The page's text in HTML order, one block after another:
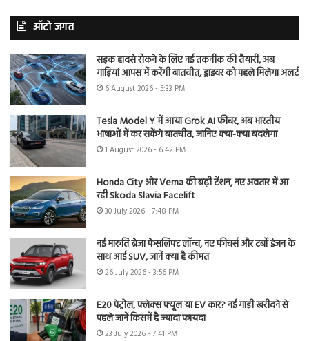
ऑटो जगत
सड़क हादसे रोकने के लिए नई तकनीक की तैयारी, अब
गाड़ियां आपस में करेंगी बातचीत, ड्राइवर को पहले मिलेगा अलर्ट
6 August 2026 - 5:33 PM
Tesla Model Y में आया Grok AI फीचर, अब भारतीय
भाषाओं में कर सकेंगे बातचीत, जानिए क्या-क्या बदलेगा
1 August 2026 - 6:42 PM
Honda City और Verna की बढ़ी टेंशन, नए अवतार में आ
रही Skoda Slavia Facelift
30 July 2026 - 7:48 PM
नई मारुति ब्रेजा फेसलिफ्ट लॉन्च, नए फीचर्स और टर्बो इंजन के
साथ आई SUV, जानें क्या है कीमत
26 July 2026 - 3:56 PM
E20 पेट्रोल, फ्लेक्स फ्यूल या EV कार? नई गाड़ी खरीदने से
पहले जानें किसमें है ज्यादा फायदा
23 July 2026 - 7:41 PM